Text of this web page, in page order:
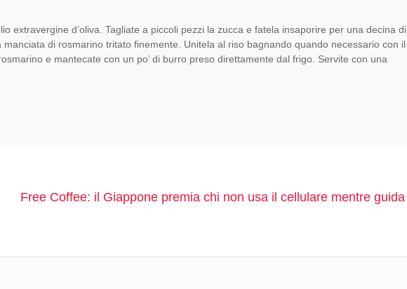
extravergine d’oliva. Tagliate a piccoli pezzi la zucca e fatela insaporire per una decina di
di rosmarino tritato finemente. Unitela al riso bagnando quando necessario con il
e mantecate con un po’ di burro preso direttamente dal frigo. Servite con una
Free Coffee: il Giappone premia chi non usa il cellulare mentre guida